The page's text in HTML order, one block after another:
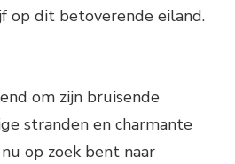
op dit betoverende eiland.
om zijn bruisende
stranden en charmante
op zoek bent naar